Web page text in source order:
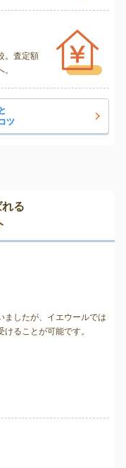
。査定額
ツ
る
ましたが、イエウールでは
けることが可能です。